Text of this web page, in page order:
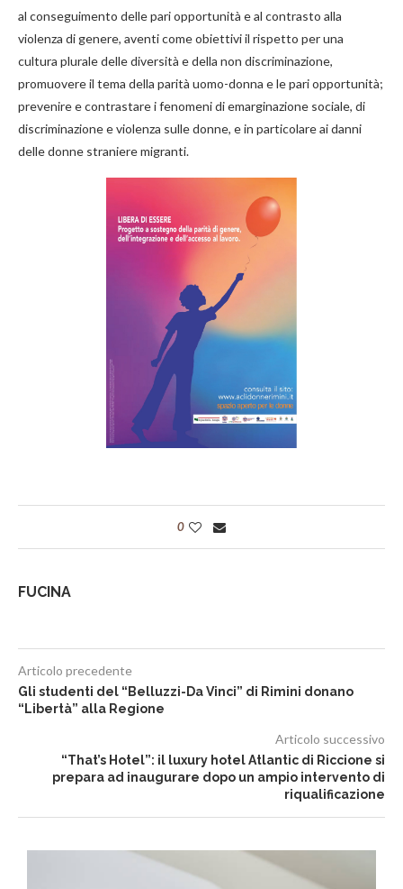
al conseguimento delle pari opportunità e al contrasto alla
violenza di genere, aventi come obiettivi il rispetto per una
cultura plurale delle diversità e della non discriminazione,
promuovere il tema della parità uomo-donna e le pari opportunità;
prevenire e contrastare i fenomeni di emarginazione sociale, di
discriminazione e violenza sulle donne, e in particolare ai danni
delle donne straniere migranti.
0
FUCINA
Articolo precedente
Gli studenti del “Belluzzi-Da Vinci” di Rimini donano
“Libertà” alla Regione
Articolo successivo
“That’s Hotel”: il luxury hotel Atlantic di Riccione si
prepara ad inaugurare dopo un ampio intervento di
riqualificazione